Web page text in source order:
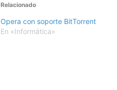
Relacionado
Opera con soporte BitTorrent
En «Informática»